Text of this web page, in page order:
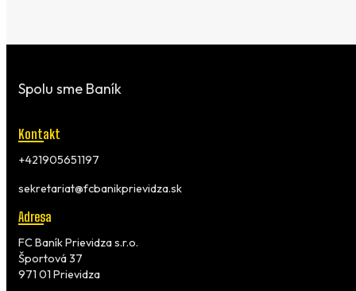
Spolu sme Baník
Kontakt
+421905651197
sekretariat@fcbanikprievidza.sk
Adresa
FC Baník Prievidza s.r.o.
Športová 37
971 01 Prievidza